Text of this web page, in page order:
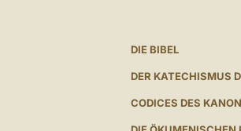
DIE BIBEL
DER KATECHISMUS
CODICES DES